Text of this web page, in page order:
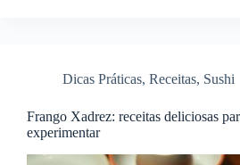
Dicas Práticas, Receitas, Sushi
Frango Xadrez: receitas deliciosas
experimentar